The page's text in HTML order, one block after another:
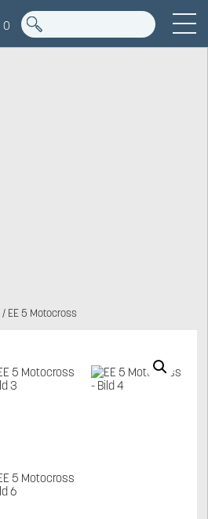
0
/ EE 5 Motocross